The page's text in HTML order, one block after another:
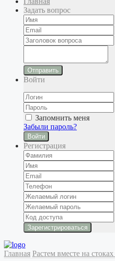
Задать вопрос
Отправить
Войти
Запомнить меня
Забыли пароль?
Войти
Регистрация
Главная Растем вместе на стоках